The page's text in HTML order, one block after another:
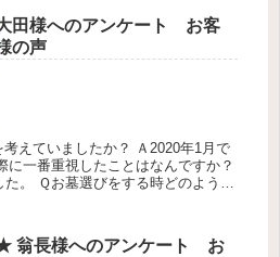
田様へのアンケート お客
の声
えていましたか？ Ａ2020年1月で
に一番重視したことはなんですか？
た。 Ｑお墓選びをする時どのように
翁長様へのアンケート お